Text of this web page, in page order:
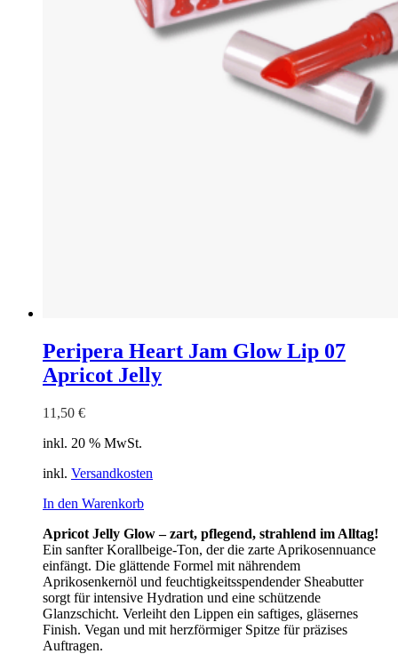
Peripera Heart Jam Glow Lip 07
Apricot Jelly
11,50 €
inkl. 20 % MwSt.
inkl. Versandkosten
In den Warenkorb
Apricot Jelly Glow – zart, pflegend, strahlend im Alltag!
Ein sanfter Korallbeige-Ton, der die zarte Aprikosennuance
einfängt. Die glättende Formel mit nährendem
Aprikosenkernöl und feuchtigkeitsspendender Sheabutter
sorgt für intensive Hydration und eine schützende
Glanzschicht. Verleiht den Lippen ein saftiges, gläsernes
Finish. Vegan und mit herzförmiger Spitze für präzises
Auftragen.